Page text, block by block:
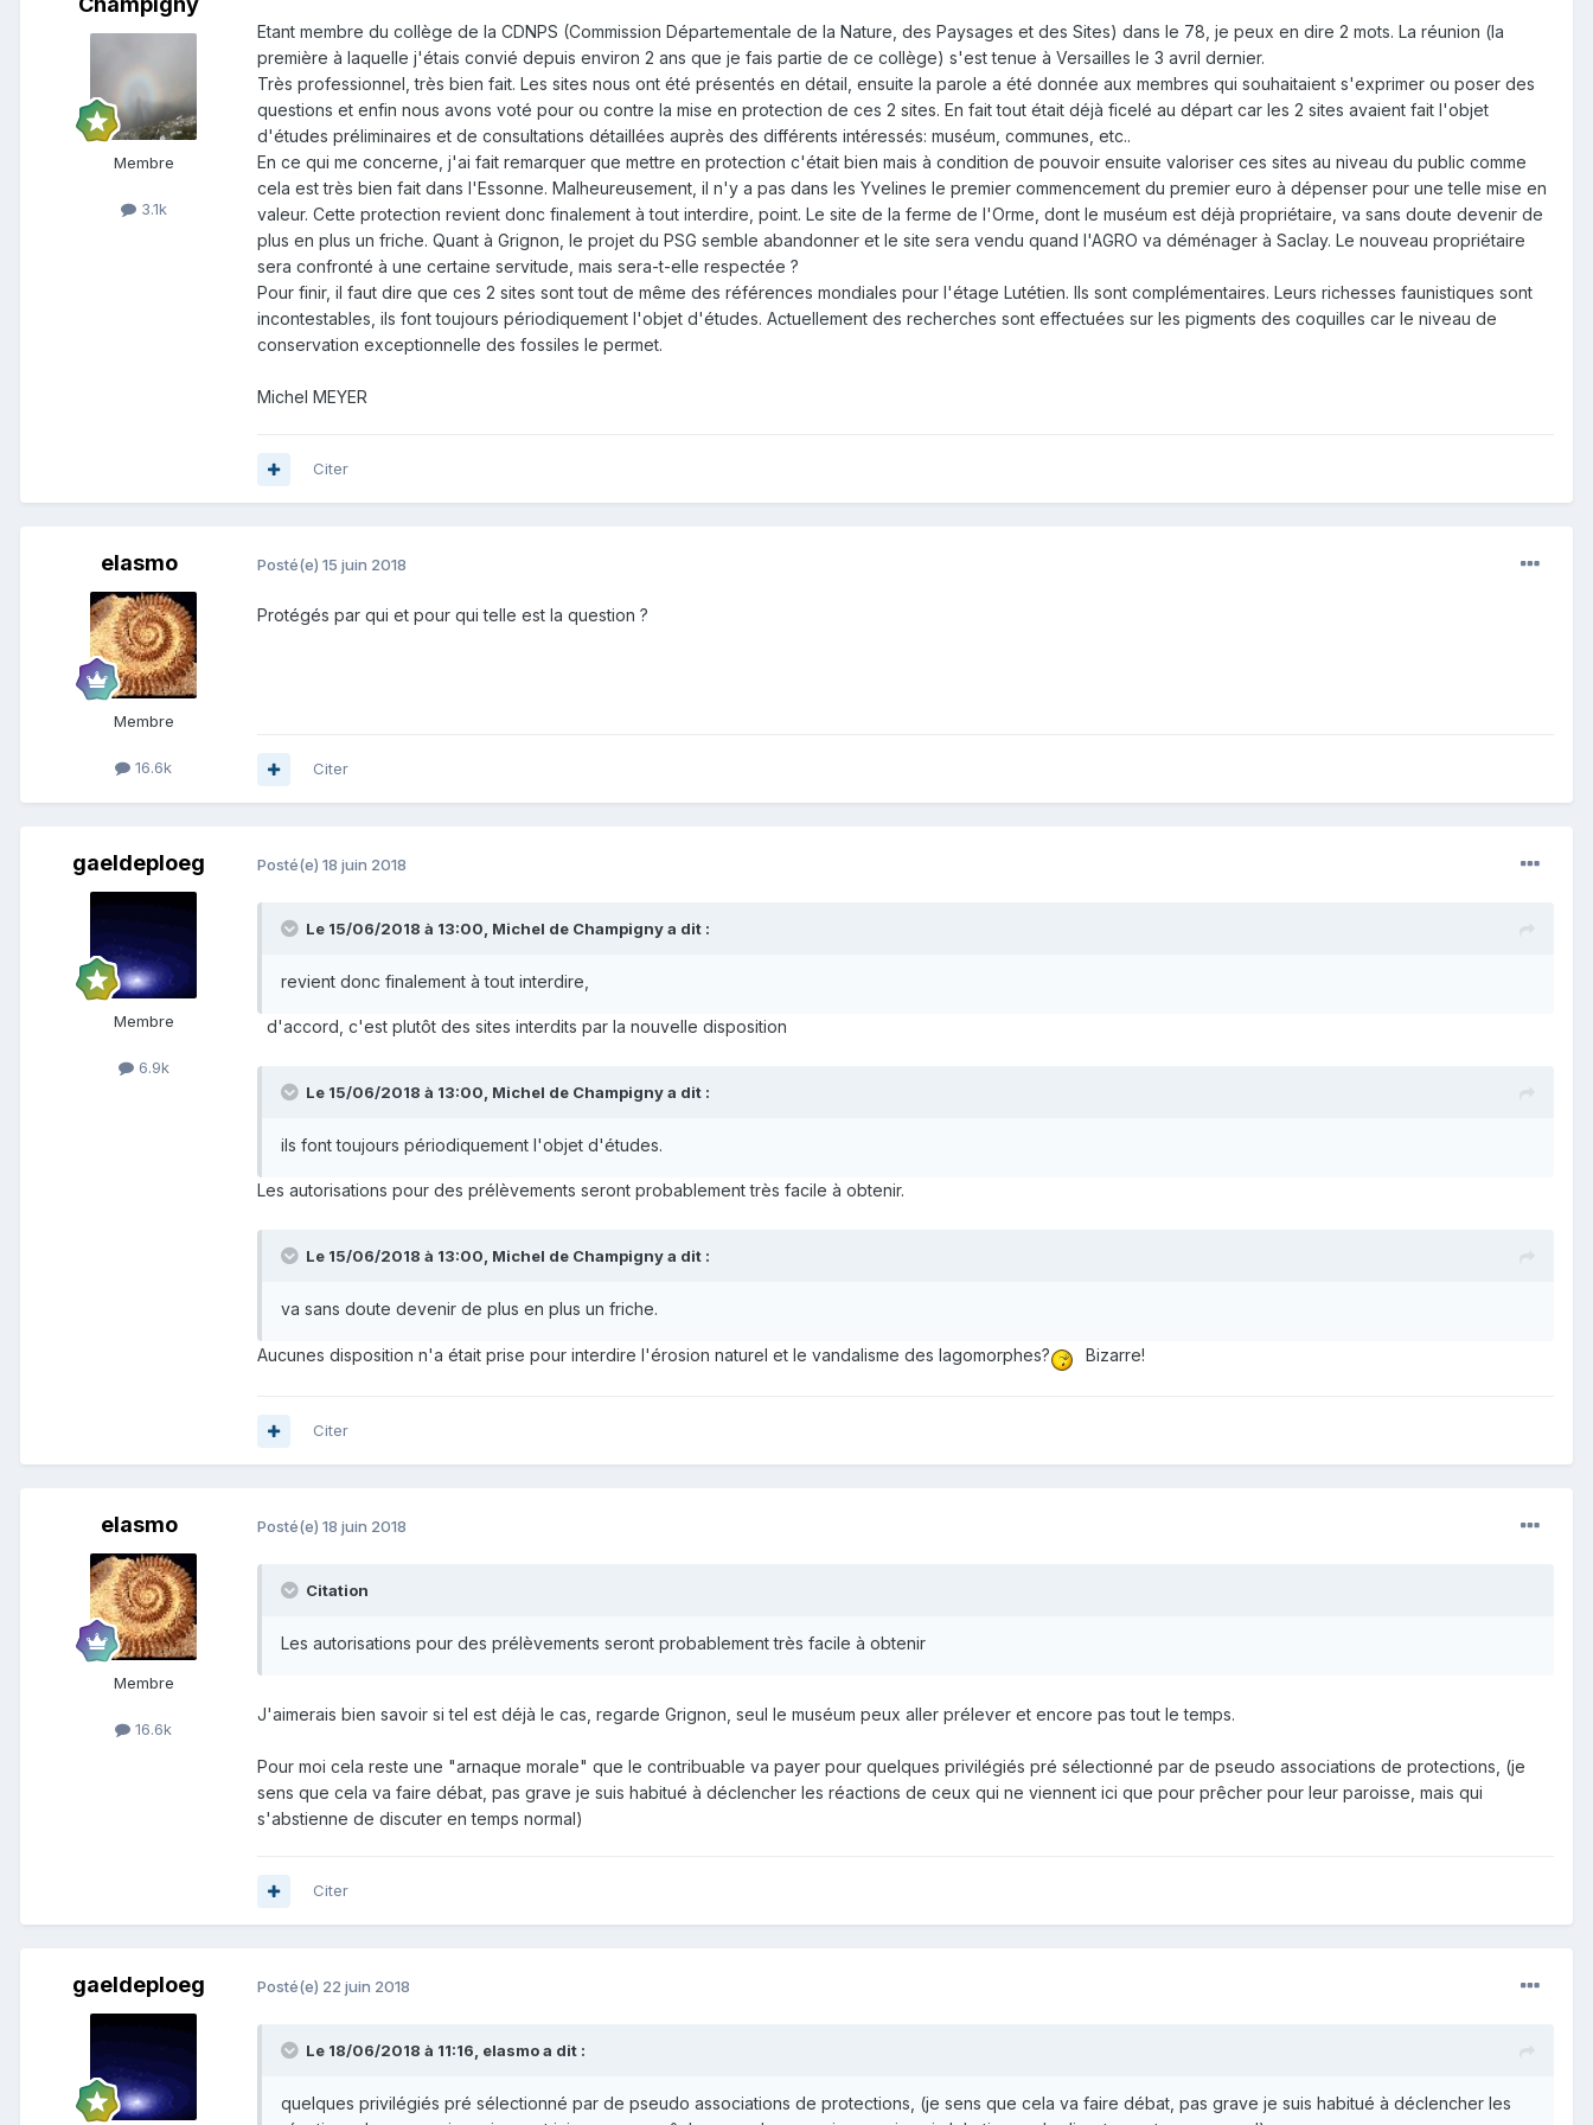
Membre
3.1k
Etant membre du collège de la CDNPS (Commission Départementale de la Nature, des Paysages et des Sites) dans le 78, je peux en dire 2 mots. La réunion (la
première à laquelle j'étais convié depuis environ 2 ans que je fais partie de ce collège) s'est tenue à Versailles le 3 avril dernier.
Très professionnel, très bien fait. Les sites nous ont été présentés en détail, ensuite la parole a été donnée aux membres qui souhaitaient s'exprimer ou poser des
questions et enfin nous avons voté pour ou contre la mise en protection de ces 2 sites. En fait tout était déjà ficelé au départ car les 2 sites avaient fait l'objet
d'études préliminaires et de consultations détaillées auprès des différents intéressés: muséum, communes, etc..
En ce qui me concerne, j'ai fait remarquer que mettre en protection c'était bien mais à condition de pouvoir ensuite valoriser ces sites au niveau du public comme
cela est très bien fait dans l'Essonne. Malheureusement, il n'y a pas dans les Yvelines le premier commencement du premier euro à dépenser pour une telle mise en
valeur. Cette protection revient donc finalement à tout interdire, point. Le site de la ferme de l'Orme, dont le muséum est déjà propriétaire, va sans doute devenir de
plus en plus un friche. Quant à Grignon, le projet du PSG semble abandonner et le site sera vendu quand l'AGRO va déménager à Saclay. Le nouveau propriétaire
sera confronté à une certaine servitude, mais sera-t-elle respectée ?
Pour finir, il faut dire que ces 2 sites sont tout de même des références mondiales pour l'étage Lutétien. Ils sont complémentaires. Leurs richesses faunistiques sont
incontestables, ils font toujours périodiquement l'objet d'études. Actuellement des recherches sont effectuées sur les pigments des coquilles car le niveau de
conservation exceptionnelle des fossiles le permet.
Michel MEYER
Citer
elasmo
Membre
16.6k
Posté(e) 15 juin 2018
Protégés par qui et pour qui telle est la question ?
Citer
gaeldeploeg
Membre
6.9k
Posté(e) 18 juin 2018
Le 15/06/2018 à 13:00, Michel de Champignya dit :
revient donc finalement à tout interdire,
d'accord, c'est plutôt des sites interdits par la nouvelle disposition
Le 15/06/2018 à 13:00, Michel de Champignya dit :
ils font toujours périodiquement l'objet d'études.
Les autorisations pour des prélèvements seront probablement très facile à obtenir.
Le 15/06/2018 à 13:00, Michel de Champignya dit :
va sans doute devenir de plus en plus un friche.
Aucunes disposition n'a était prise pour interdire l'érosion naturel et le vandalisme des lagomorphes? Bizarre!
Citer
elasmo
Membre
16.6k
Posté(e) 18 juin 2018
Citation
Les autorisations pour des prélèvements seront probablement très facile à obtenir
J'aimerais bien savoir si tel est déjà le cas, regarde Grignon, seul le muséum peux aller prélever et encore pas tout le temps.
Pour moi cela reste une "arnaque morale" que le contribuable va payer pour quelques privilégiés pré sélectionné par de pseudo associations de protections, (je
sens que cela va faire débat, pas grave je suis habitué à déclencher les réactions de ceux qui ne viennent ici que pour prêcher pour leur paroisse, mais qui
s'abstienne de discuter en temps normal)
Citer
gaeldeploeg Posté(e) 22 juin 2018
Le 18/06/2018 à 11:16, elasmoa dit :
quelques privilégiés pré sélectionné par de pseudo associations de protections, (je sens que cela va faire débat, pas grave je suis habitué à déclencher les